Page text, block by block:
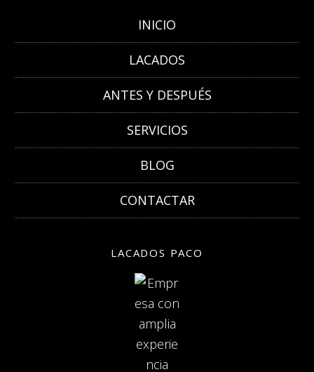
INICIO
LACADOS
ANTES Y DESPUÉS
SERVICIOS
BLOG
CONTACTAR
LACADOS PACO